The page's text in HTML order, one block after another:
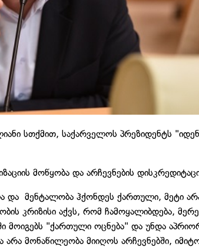
სთქმით, საქარველოს პრეზიდენტს
მოწყობა და არჩევნების
და მენტალობა ჰქონდეს ქართული, მეტი
კრიზისი აქვს, რომ ჩამოყალიბდება,
მოიგებს "ქართული ოცნება" და უნდა
არა მონაწილეობა მიიღოს არჩევნებში,